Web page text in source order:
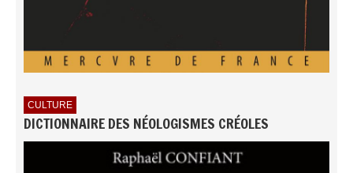
CULTURE
DICTIONNAIRE DES NÉOLOGISMES CRÉOLES